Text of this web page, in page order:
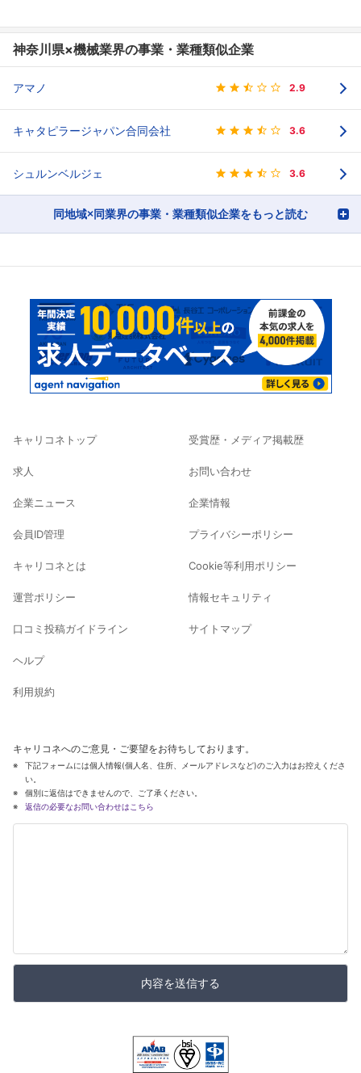
神奈川県×機械業界の事業・業種類似企業
アマノ 2.9
キャタピラージャパン合同会社 3.6
シュルンベルジェ 3.6
同地域×同業界の事業・業種類似企業をもっと読む
キャリコネトップ
求人
企業ニュース
会員ID管理
キャリコネとは
運営ポリシー
口コミ投稿ガイドライン
ヘルプ
利用規約
受賞歴・メディア掲載歴
お問い合わせ
企業情報
プライバシーポリシー
Cookie等利用ポリシー
情報セキュリティ
サイトマップ
キャリコネへのご意見・ご要望をお待ちしております。
下記フォームには個人情報(個人名、住所、メールアドレスなど)のご入力はお控えくださ
い。
個別に返信はできませんので、ご了承ください。
返信の必要なお問い合わせはこちら
内容を送信する